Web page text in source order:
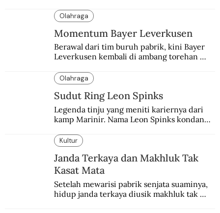
peringatan Hari Ibu.
Olahraga
Momentum Bayer Leverkusen
Berawal dari tim buruh pabrik, kini Bayer
Leverkusen kembali di ambang torehan
“Neverkusen”.
Olahraga
Sudut Ring Leon Spinks
Legenda tinju yang meniti kariernya dari
kamp Marinir. Nama Leon Spinks kondang
Muhammad Ali.
Kultur
Janda Terkaya dan Makhluk Tak
Kasat Mata
Setelah mewarisi pabrik senjata suaminya,
hidup janda terkaya diusik makhluk tak